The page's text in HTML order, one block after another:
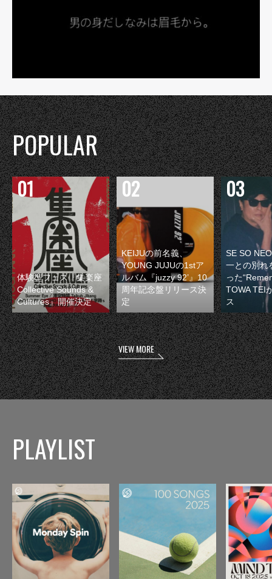
POPULAR
体験型フェス『集楽座
Collective Sounds &
Cultures』開催決定
KEIJUの前名義、
YOUNG JUJUの1stア
ルバム『juzzy 92’』10
周年記念盤リリース決
定
SE SO
一との別れ
った
TOWA TEI
ス
VIEW MORE
PLAYLIST